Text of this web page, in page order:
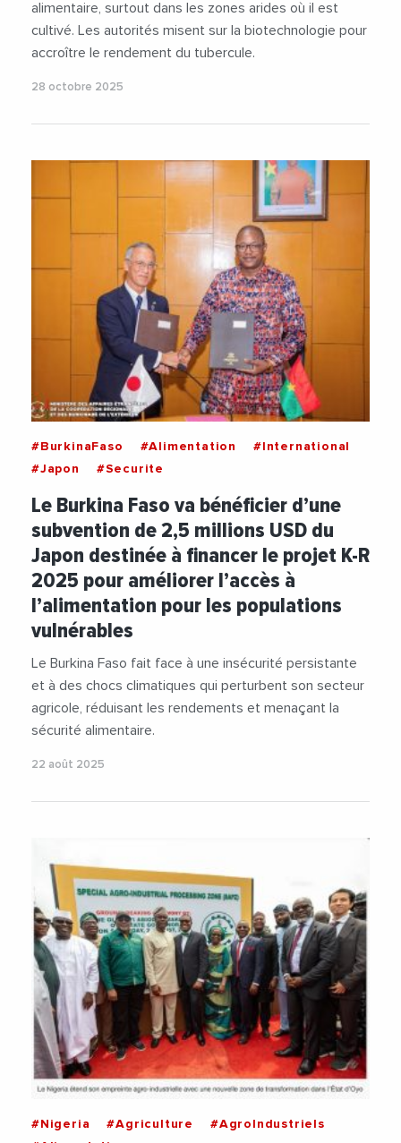
alimentaire, surtout dans les zones arides où il est
cultivé. Les autorités misent sur la biotechnologie pour
accroître le rendement du tubercule.
28 octobre 2025
#BurkinaFaso #Alimentation
#International
#Japon
#Securite
Le Burkina Faso va bénéficier d’une
subvention de 2,5 millions USD du
Japon destinée à financer le projet K-R
2025 pour améliorer l’accès à
l’alimentation pour les populations
vulnérables
Le Burkina Faso fait face à une insécurité persistante
et à des chocs climatiques qui perturbent son secteur
agricole, réduisant les rendements et menaçant la
sécurité alimentaire.
22 août 2025
#Nigeria #Agriculture
#AgroIndustriels